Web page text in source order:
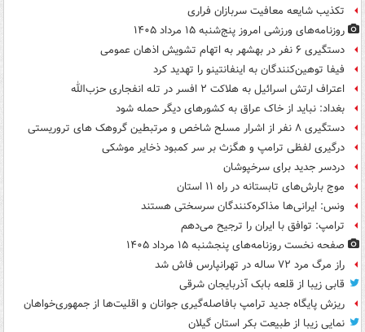
تکذیب شایعه معافیت سربازان فراری
روزنامه‌های ورزشی امروز پنج‌شنبه ۱۵ مرداد ۱۴۰۵
دستگیری ۶ نفر در بهشهر به اتهام تشویش اذهان عمومی
فیفا توهین‌کنندگان به اینفانتینو را تهدید کرد
اعتراف ارتش اسرائیل به هلاکت ۲ افسر در تله انفجاری حزب‌الله
بغداد: نباید از خاک عراق به کشورهای دیگر حمله شود
دستگیری ۸ نفر از اشرار مسلح شاخص و مرتبطین گروهک های تروریستی
درگیری لفظی ترامپ و هگزث بر سر کمبود ذخایر موشکی
دردسر جدید برای سرخپوشان
موج بارش‌های تابستانه در راه ۱۱ استان
ونس: ایرانی‌ها مذاکره‌کنندگان سرسختی هستند
ترامپ: توافق با ایران را ترجیح می‌دهم
صفحه نخست روزنامه‌های پنجشنبه ۱۵ مرداد ۱۴۰۵
راز مرگ مرد ۷۲ ساله در تهرانپارس فاش شد
قابی زیبا از قلعه بابک آذربایجان شرقی
ریزش پایگاه جدید ترامپ بافاصله‌گیری جوانان و اقلیت‌ها از جمهوری‌خواهان
نمایی زیبا از طبیعت بکر استان گیلان